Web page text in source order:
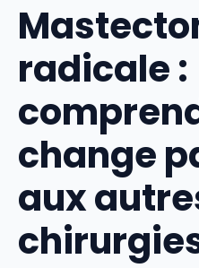
radicale :
change
aux